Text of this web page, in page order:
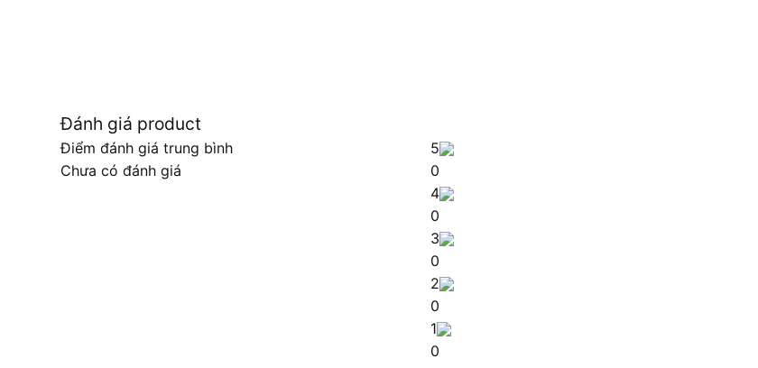
Đánh giá product
Điểm đánh giá trung bình
Chưa có đánh giá
5
0
4
0
3
0
2
0
1
0